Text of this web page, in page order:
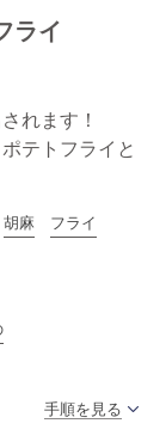
ライ
れます！
テトフライと
胡麻
フライ
手順を見る